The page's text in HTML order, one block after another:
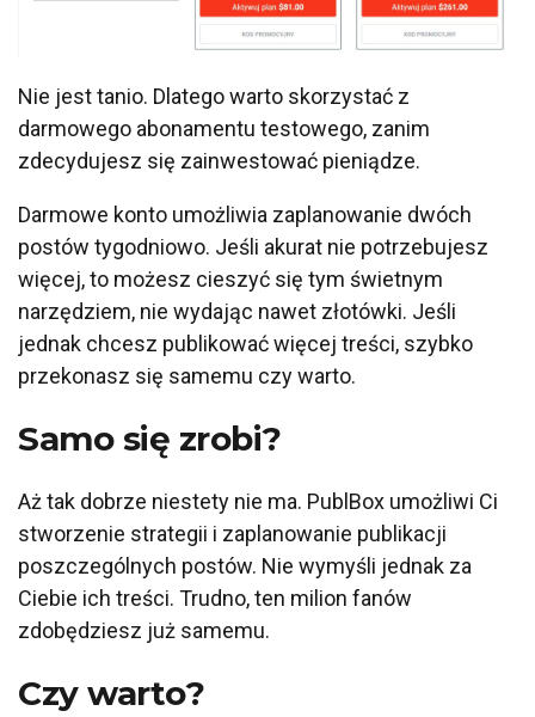
Nie jest tanio. Dlatego warto skorzystać z
darmowego abonamentu testowego, zanim
zdecydujesz się zainwestować pieniądze.
Darmowe konto umożliwia zaplanowanie dwóch
postów tygodniowo. Jeśli akurat nie potrzebujesz
więcej, to możesz cieszyć się tym świetnym
narzędziem, nie wydając nawet złotówki. Jeśli
jednak chcesz publikować więcej treści, szybko
przekonasz się samemu czy warto.
Samo się zrobi?
Aż tak dobrze niestety nie ma. PublBox umożliwi Ci
stworzenie strategii i zaplanowanie publikacji
poszczególnych postów. Nie wymyśli jednak za
Ciebie ich treści. Trudno, ten milion fanów
zdobędziesz już samemu.
Czy warto?